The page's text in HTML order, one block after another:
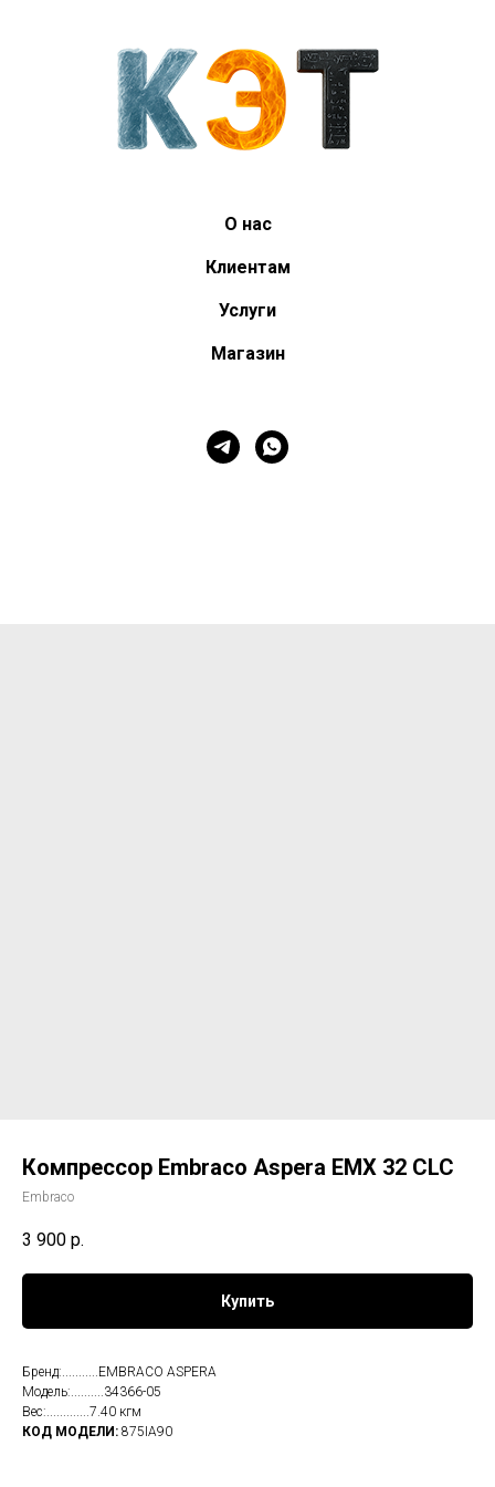
О нас
Клиентам
Услуги
Магазин
Компрессор Embraco Aspera EMX 32 CLC
Embraco
3 900 р.
Купить
Бренд:...........EMBRACO ASPERA
Модель:..........34366-05
Вес:.............7.40 кгм
КОД МОДЕЛИ: 875IA90